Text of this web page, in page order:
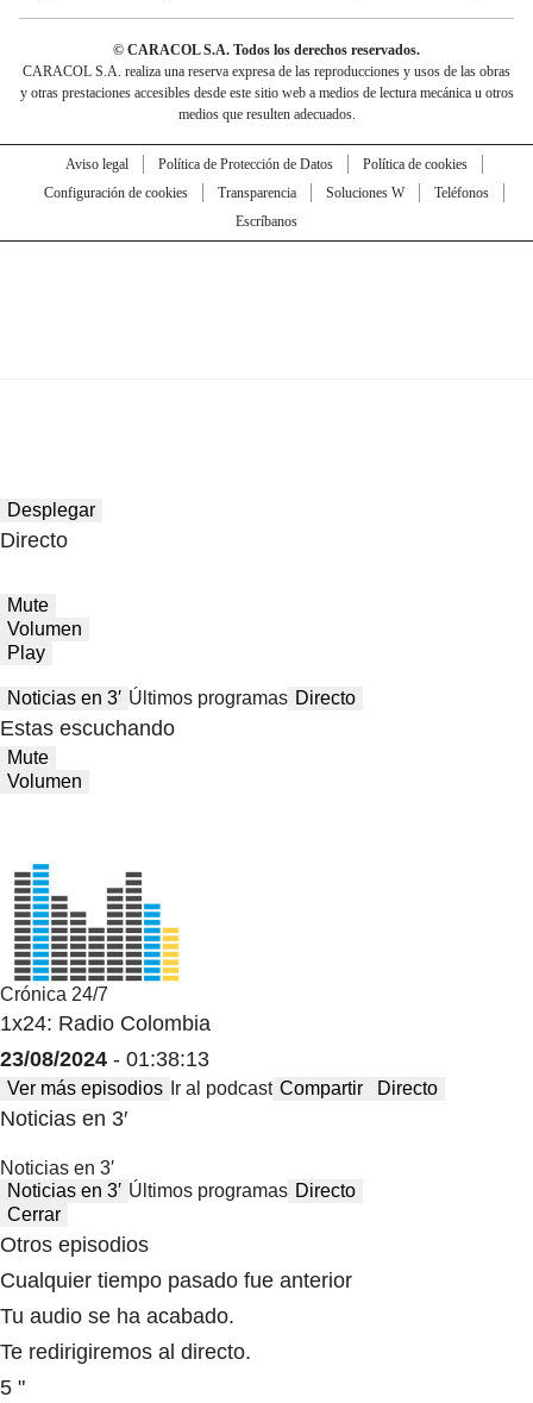
© CARACOL S.A. Todos los derechos reservados.
CARACOL S.A. realiza una reserva expresa de las reproducciones y usos de las obras
y otras prestaciones accesibles desde este sitio web a medios de lectura mecánica u otros
medios que resulten adecuados.
Aviso legal Política de Protección de Datos
Política de cookies
Configuración de cookies
Transparencia Soluciones W
Teléfonos
Escríbanos
Desplegar
Directo
Mute
Volumen
Play
Noticias en 3′ Últimos programas Directo
Estas escuchando
Mute
Volumen
Crónica 24/7
1x24: Radio Colombia
23/08/2024 - 01:38:13
Ver más episodios Ir al podcast Compartir Directo
Noticias en 3′
Noticias en 3′
Noticias en 3′ Últimos programas Directo
Cerrar
Otros episodios
Cualquier tiempo pasado fue anterior
Tu audio se ha acabado.
Te redirigiremos al directo.
5 "